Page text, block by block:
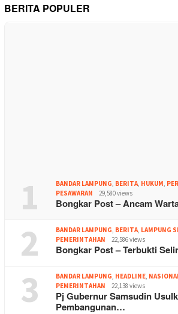
BERITA POPULER
1 BANDAR LAMPUNG BERITA HUKUM
PESAWARAN
29,580 views
Bongkar Post – Ancam
2 BANDAR LAMPUNG BERITA LAMPUNG
PEMERINTAHAN
22,586 views
Bongkar Post – Terbukti
3 BANDAR LAMPUNG HEADLINE
PEMERINTAHAN
22,138 views
Pj Gubernur Samsudin
Pembangunan…